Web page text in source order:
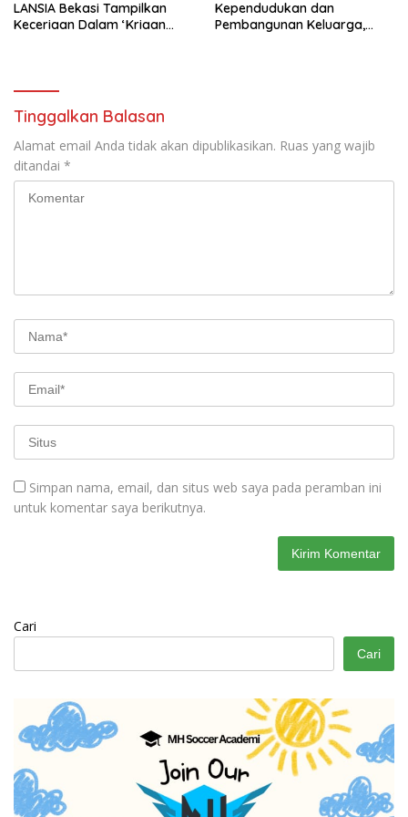
LANSIA Bekasi Tampilkan
Keceriaan Dalam ‘Kriaan
Kependudukan dan
Pembangunan Keluarga,
Tinggalkan Balasan
Alamat email Anda tidak akan dipublikasikan. Ruas yang wajib
ditandai *
Simpan nama, email, dan situs web saya pada peramban ini
untuk komentar saya berikutnya.
Cari
Cari